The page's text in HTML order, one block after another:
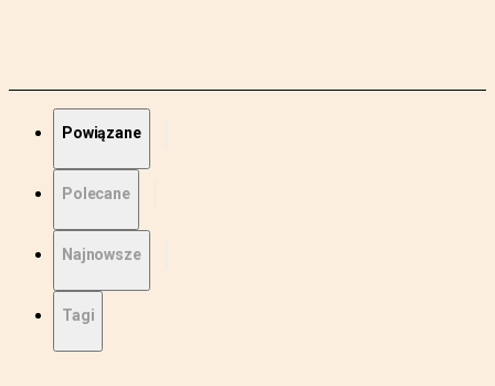
Powiązane
Polecane
Najnowsze
Tagi